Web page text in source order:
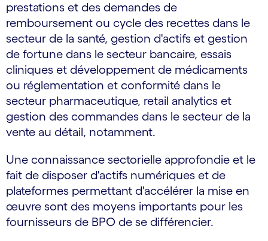
prestations et des demandes de
remboursement ou cycle des recettes dans le
secteur de la santé, gestion d'actifs et gestion
de fortune dans le secteur bancaire, essais
cliniques et développement de médicaments
ou réglementation et conformité dans le
secteur pharmaceutique, retail analytics et
gestion des commandes dans le secteur de la
vente au détail, notamment.
Une connaissance sectorielle approfondie et le
fait de disposer d'actifs numériques et de
plateformes permettant d'accélérer la mise en
œuvre sont des moyens importants pour les
fournisseurs de BPO de se différencier.